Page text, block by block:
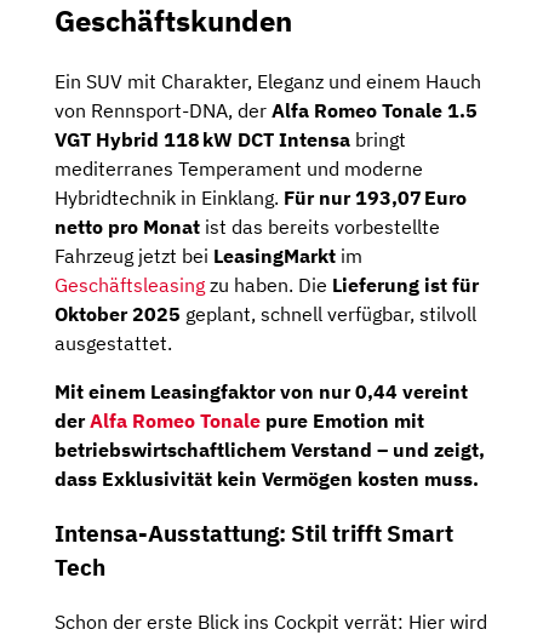
Geschäftskunden
Ein SUV mit Charakter, Eleganz und einem Hauch
von Rennsport-DNA, der Alfa Romeo Tonale 1.5
VGT Hybrid 118 kW DCT Intensa bringt
mediterranes Temperament und moderne
Hybridtechnik in Einklang. Für nur 193,07 Euro
netto pro Monat ist das bereits vorbestellte
Fahrzeug jetzt bei LeasingMarkt im
Geschäftsleasing zu haben. Die Lieferung ist für
Oktober 2025 geplant, schnell verfügbar, stilvoll
ausgestattet.
Mit einem Leasingfaktor von nur 0,44 vereint
derAlfa Romeo Tonale pure Emotion mit
betriebswirtschaftlichem Verstand – und zeigt,
dass Exklusivität kein Vermögen kosten muss.
Intensa-Ausstattung: Stil trifft Smart
Tech
Schon der erste Blick ins Cockpit verrät: Hier wird